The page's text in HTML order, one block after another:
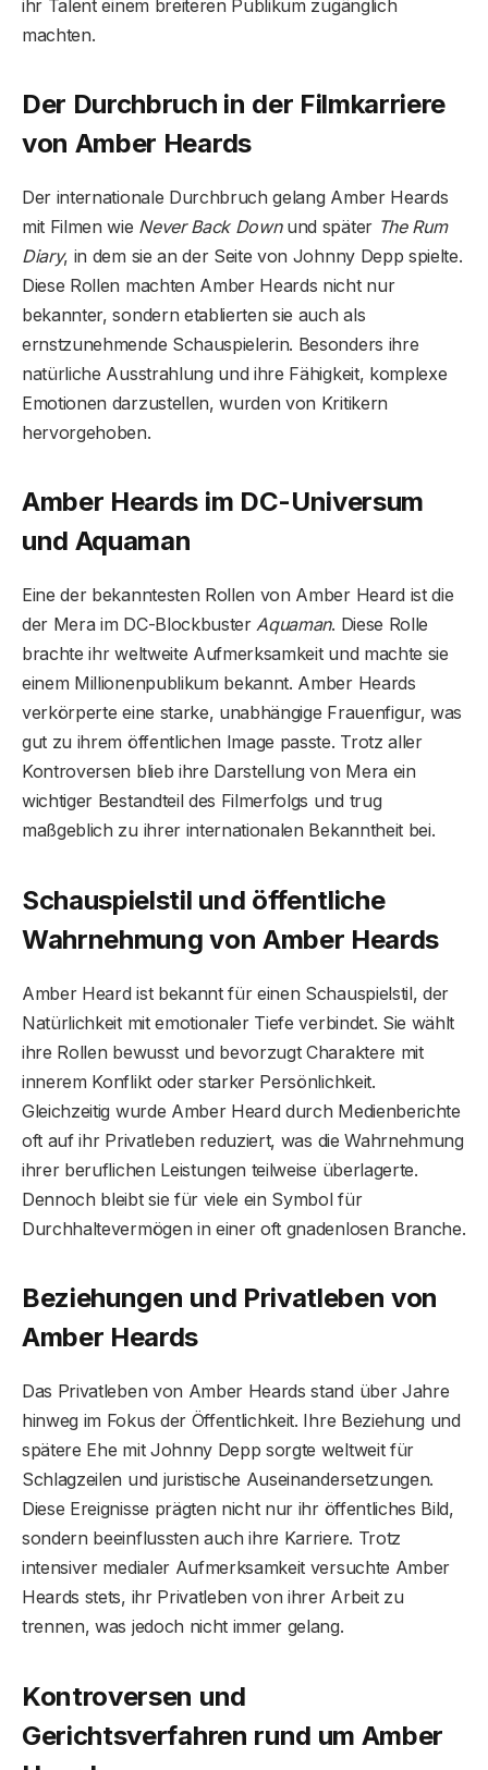
ihr Talent einem breiteren Publikum zugänglich
machten.
Der Durchbruch in der Filmkarriere
von Amber Heards
Der internationale Durchbruch gelang Amber Heards
mit Filmen wie Never Back Downund später The Rum
Diary, in dem sie an der Seite von Johnny Depp spielte.
Diese Rollen machten Amber Heards nicht nur
bekannter, sondern etablierten sie auch als
ernstzunehmende Schauspielerin. Besonders ihre
natürliche Ausstrahlung und ihre Fähigkeit, komplexe
Emotionen darzustellen, wurden von Kritikern
hervorgehoben.
Amber Heards im DC-Universum
und Aquaman
Eine der bekanntesten Rollen von Amber Heard ist die
der Mera im DC-BlockbusterAquaman. Diese Rolle
brachte ihr weltweite Aufmerksamkeit und machte sie
einem Millionenpublikum bekannt. Amber Heards
verkörperte eine starke, unabhängige Frauenfigur, was
gut zu ihrem öffentlichen Image passte. Trotz aller
Kontroversen blieb ihre Darstellung von Mera ein
wichtiger Bestandteil des Filmerfolgs und trug
maßgeblich zu ihrer internationalen Bekanntheit bei.
Schauspielstil und öffentliche
Wahrnehmung von Amber Heards
Amber Heard ist bekannt für einen Schauspielstil, der
Natürlichkeit mit emotionaler Tiefe verbindet. Sie wählt
ihre Rollen bewusst und bevorzugt Charaktere mit
innerem Konflikt oder starker Persönlichkeit.
Gleichzeitig wurde Amber Heard durch Medienberichte
oft auf ihr Privatleben reduziert, was die Wahrnehmung
ihrer beruflichen Leistungen teilweise überlagerte.
Dennoch bleibt sie für viele ein Symbol für
Durchhaltevermögen in einer oft gnadenlosen Branche.
Beziehungen und Privatleben von
Amber Heards
Das Privatleben von Amber Heards stand über Jahre
hinweg im Fokus der Öffentlichkeit. Ihre Beziehung und
spätere Ehe mit Johnny Depp sorgte weltweit für
Schlagzeilen und juristische Auseinandersetzungen.
Diese Ereignisse prägten nicht nur ihr öffentliches Bild,
sondern beeinflussten auch ihre Karriere. Trotz
intensiver medialer Aufmerksamkeit versuchte Amber
Heards stets, ihr Privatleben von ihrer Arbeit zu
trennen, was jedoch nicht immer gelang.
Kontroversen und
Gerichtsverfahren rund um Amber